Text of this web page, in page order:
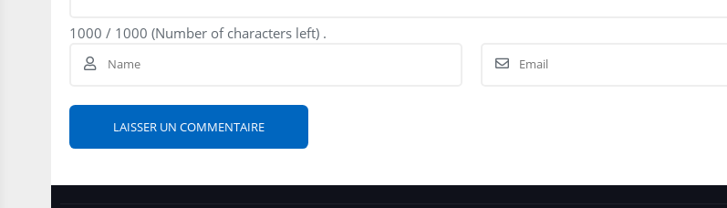
1000 / 1000 (Number of characters left) .